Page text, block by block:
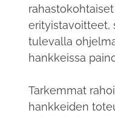
erityistavoitteet,
tulevalla
hankkeissa
Tarkemmat
hankkeiden